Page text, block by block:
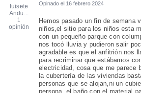
luisete
Andu...
1
opinión
Opinado el 16 febrero 2024
Hemos pasado un fin de semana
niños,el sitio para los niños esta
con un pequeño parque con
nos tocó lluvia y pudieron salir
agradable es que el anfitrión nos
para recriminar que estábamos
electricidad, cosa que me parece
la cubertería de las viviendas
personas que se alojan,ni un
persona, el baño con el material